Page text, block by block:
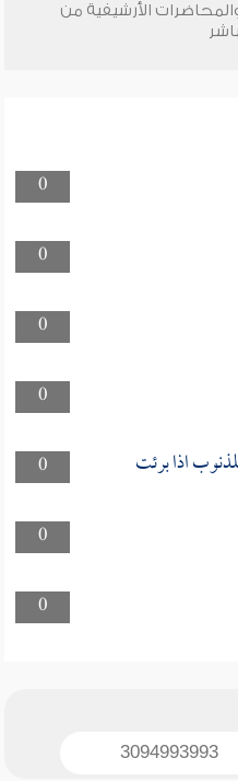
الأرشيفية من
0
0
0
0
0
اذا برئت
0
0
3094993993